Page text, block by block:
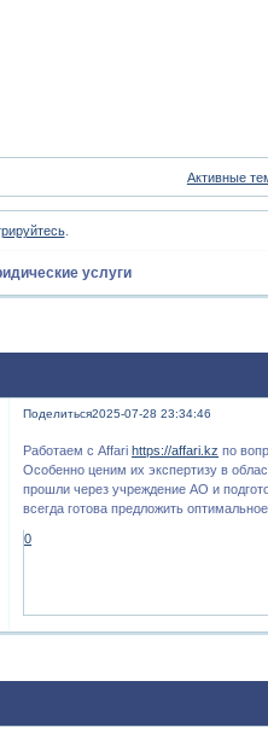
Активные
.
услуги
Поделиться2025-07-28 23:34:46
Работаем с Affarihttps://affari.kz по
Особенно ценим их экспертизу в
прошли через учреждение АО и
всегда готова предложить
0